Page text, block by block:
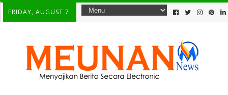
FRIDAY, AUGUST 7.